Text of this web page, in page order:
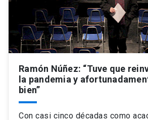
Ramón Núñez: “Tuve que
la pandemia y
bien”
Con casi cinco décadas como